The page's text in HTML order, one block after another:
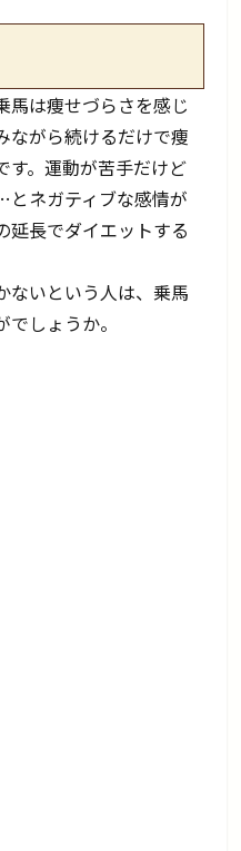
馬は痩せづらさを感じ
ながら続けるだけで痩
す。運動が苦手だけど
ネガティブな感情が
延長でダイエットする
ないという人は、乗馬
しょうか。